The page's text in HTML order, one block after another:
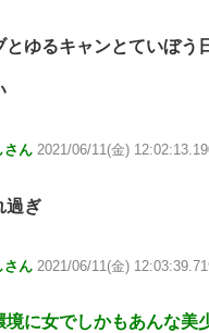
とゆるキャンとていぼう
さん 2021/06/11(金)
過ぎ
さん 2021/06/11(金)
境に女でしかもあんな美